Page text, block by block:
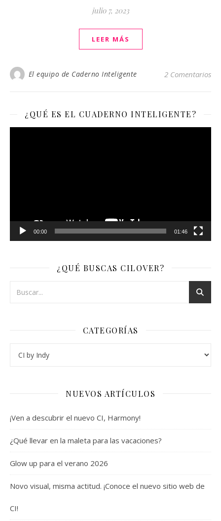
julio 7, 2023
LEER MÁS
El equipo de Caderno Inteligente 2 Comentarios
¿QUÉ ES EL CUADERNO INTELIGENTE?
00:00 01:46
¿QUÉ BUSCAS CILOVER?
CATEGORÍAS
NUEVOS ARTÍCULOS
¡Ven a descubrir el nuevo CI, Harmony!
¿Qué llevar en la maleta para las vacaciones?
Glow up para el verano 2026
Novo visual, misma actitud. ¡Conoce el nuevo sitio web de
CI!